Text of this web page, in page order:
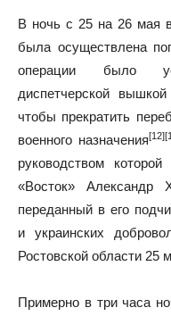
В ночь с 25 на 26 мая
была осуществлена
операции было
диспетчерской
чтобы прекратить
военного назначения[12]
руководством
«Восток» Александр
переданный в его
и украинских
Ростовской области 25
Примерно в три часа